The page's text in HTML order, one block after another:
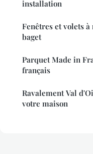
installation
Fenêtres et volets
baget
Parquet Made in
français
Ravalement Val
votre maison